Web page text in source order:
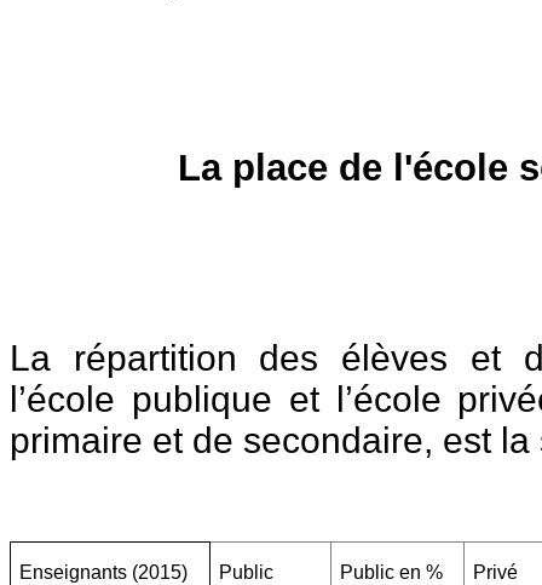
La place de l'école
La répartition des élèves et
l’école publique et l’école
primaire et de secondaire, est
Enseignants (2015) Public Public en % Privé